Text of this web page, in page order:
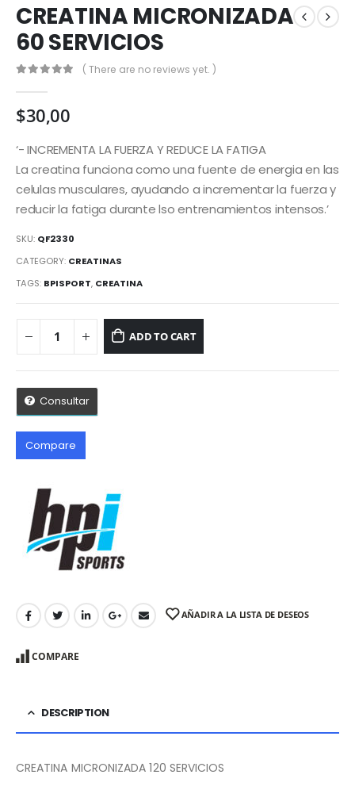
CREATINA MICRONIZADA
60 SERVICIOS
( There are no reviews yet. )
$30,00
‘- INCREMENTA LA FUERZA Y REDUCE LA FATIGA
La creatina funciona como una fuente de energia en las
celulas musculares, ayudando a incrementar la fuerza y
reducir la fatiga durante lso entrenamientos intensos.’
SKU: QF2330
CATEGORY: CREATINAS
TAGS: BPISPORT, CREATINA
ADD TO CART
Consultar
Compare
AÑADIR A LA LISTA DE DESEOS
COMPARE
DESCRIPTION
CREATINA MICRONIZADA 120 SERVICIOS